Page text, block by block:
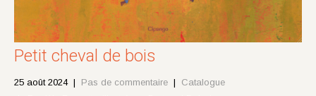
Petit cheval de bois
25 août 2024 | Pas de commentaire | Catalogue